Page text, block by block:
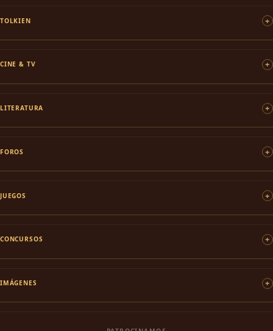
TOLKIEN
CINE & TV
LITERATURA
FOROS
JUEGOS
CONCURSOS
IMÁGENES